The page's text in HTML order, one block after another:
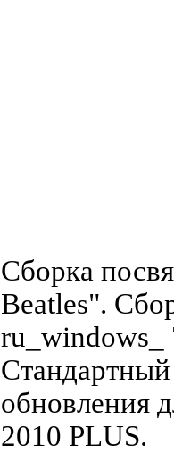
Сборка
Beatles".
ru_windows_
обновления
2010 PLUS.